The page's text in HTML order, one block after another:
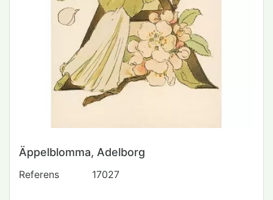
Äppelblomma, Adelborg
Referens 17027